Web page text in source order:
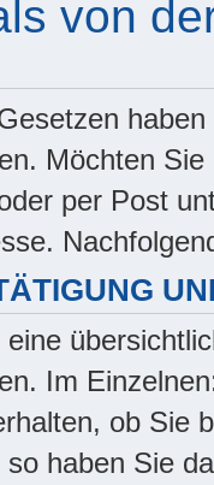
von
Möchten
per Post
Im
ob Sie
haben Sie